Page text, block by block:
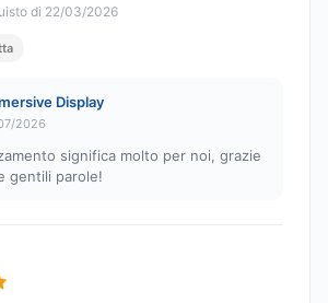
di 22/03/2026
Display
2026
significa molto per noi, grazie
gentili parole!